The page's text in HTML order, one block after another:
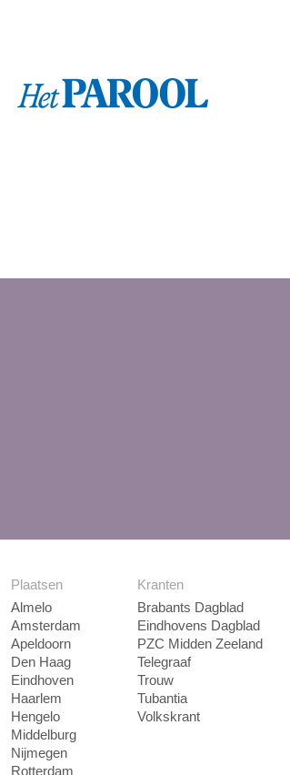
Plaatsen
Almelo
Amsterdam
Apeldoorn
Den Haag
Eindhoven
Haarlem
Hengelo
Middelburg
Nijmegen
Rotterdam
Kranten
Brabants Dagblad
Eindhovens Dagblad
PZC Midden Zeeland
Telegraaf
Trouw
Tubantia
Volkskrant